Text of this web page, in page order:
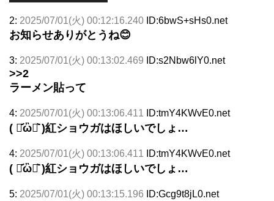
2: 2025/07/01(火) 00:12:16.240 ID:6bwS+sHs0.net
お知らせありがとうね😊
3: 2025/07/01(火) 00:13:02.469 ID:s2Nbw6lY0.net
>>2
ラーメン貼って
4: 2025/07/01(火) 00:13:06.411 ID:tmY4KWvE0.net
( ･᷄ὢ･᷅ )紅ショウガはほしいでしょ…
4: 2025/07/01(火) 00:13:06.411 ID:tmY4KWvE0.net
( ･᷄ὢ･᷅ )紅ショウガはほしいでしょ…
5: 2025/07/01(火) 00:13:15.196 ID:Gcg9t8jL0.net